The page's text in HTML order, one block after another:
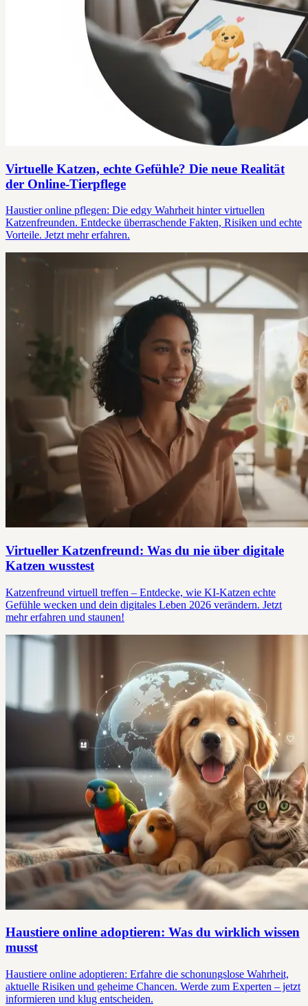
Virtuelle Katzen, echte Gefühle? Die neue Realität
der Online-Tierpflege
Haustier online pflegen: Die edgy Wahrheit hinter virtuellen
Katzenfreunden. Entdecke überraschende Fakten, Risiken und echte
Vorteile. Jetzt mehr erfahren.
Virtueller Katzenfreund: Was du nie über digitale
Katzen wusstest
Katzenfreund virtuell treffen – Entdecke, wie KI-Katzen echte
Gefühle wecken und dein digitales Leben 2026 verändern. Jetzt
mehr erfahren und staunen!
Haustiere online adoptieren: Was du wirklich wissen
musst
Haustiere online adoptieren: Erfahre die schonungslose Wahrheit,
aktuelle Risiken und geheime Chancen. Werde zum Experten – jetzt
informieren und klug entscheiden.